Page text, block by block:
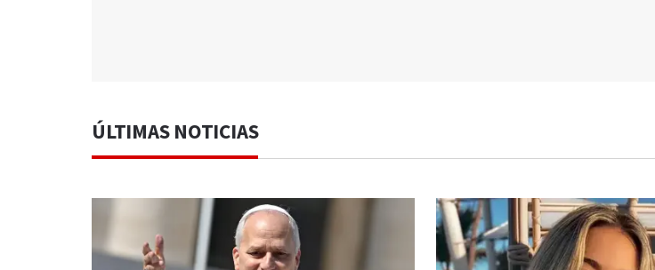
ÚLTIMAS NOTICIAS